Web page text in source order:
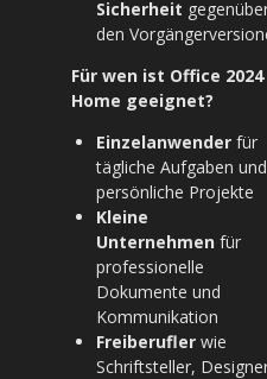
Sicherheit
den
Für wen ist Office 2024
Home geeignet?
Einzelanwender für
tägliche Aufgaben und
persönliche Projekte
Kleine
Unternehmen für
professionelle
Dokumente und
Kommunikation
Freiberufler wie
Schriftsteller,